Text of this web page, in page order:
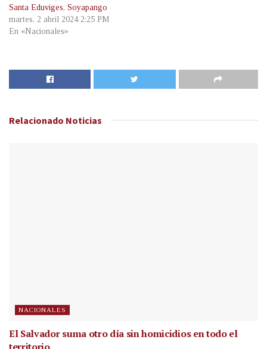
Santa Eduviges, Soyapango
martes, 2 abril 2024 2:25 PM
En «Nacionales»
Relacionado Noticias
NACIONALES
El Salvador suma otro día sin homicidios en todo el